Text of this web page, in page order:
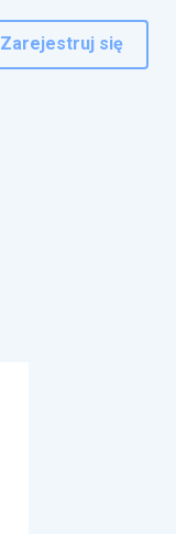
Zarejestruj się